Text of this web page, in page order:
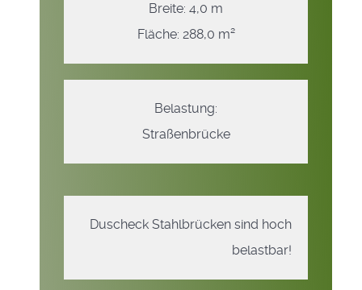
Breite: 4,0 m
Fläche: 288,0 m²
Belastung:
Straßenbrücke
Duscheck Stahlbrücken sind hoch
belastbar!